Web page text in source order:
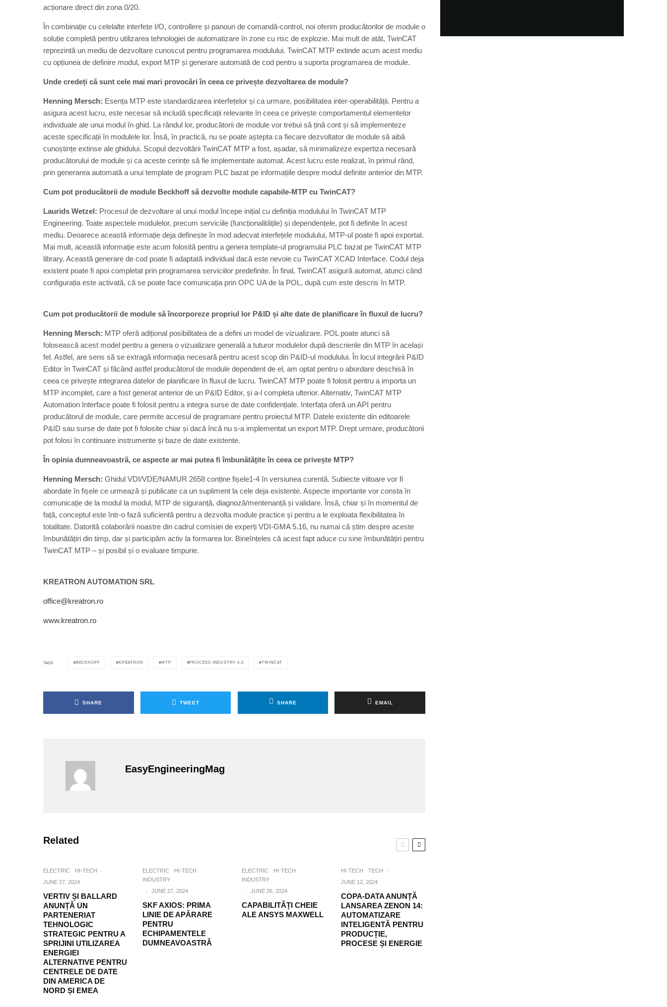
acționare direct din zona 0/20.
În combinație cu celelalte interfețe I/O, controllere și panouri de comandă-control, noi oferim producătorilor de module o
soluție completă pentru utilizarea tehnologiei de automatizare în zone cu risc de explozie. Mai mult de atât, TwinCAT
reprezintă un mediu de dezvoltare cunoscut pentru programarea modulului. TwinCAT MTP extinde acum acest mediu
cu opțiunea de definire modul, export MTP și generare automată de cod pentru a suporta programarea de module.
Unde credeți că sunt cele mai mari provocări în ceea ce privește dezvoltarea de module?
Henning Mersch: Esența MTP este standardizarea interfețelor și ca urmare, posibilitatea inter-operabilității. Pentru a
asigura acest lucru, este necesar să includă specificații relevante în ceea ce privește comportamentul elementelor
individuale ale unui modul în ghid. La rândul lor, producătorii de module vor trebui să țină cont și să implementeze
aceste specificații în modulele lor. Însă, în practică, nu se poate aștepta ca fiecare dezvoltator de module să aibă
cunoștințe extinse ale ghidului. Scopul dezvoltării TwinCAT MTP a fost, așadar, să minimalizeze expertiza necesară
producătorului de module și ca aceste cerințe să fie implementate automat. Acest lucru este realizat, în primul rând,
prin generarea automată a unui template de program PLC bazat pe informațiile despre modul definite anterior din MTP.
Cum pot producătorii de module Beckhoff să dezvolte module capabile-MTP cu TwinCAT?
Laurids Wetzel: Procesul de dezvoltare al unui modul începe inițial cu definiția modulului în TwinCAT MTP
Engineering. Toate aspectele modulelor, precum serviciile (funcționalitățile) și dependențele, pot fi definite în acest
mediu. Deoarece această informație deja definește în mod adecvat interfețele modulului, MTP-ul poate fi apoi exportat.
Mai mult, această informație este acum folosită pentru a genera template-ul programului PLC bazat pe TwinCAT MTP
library. Această generare de cod poate fi adaptată individual dacă este nevoie cu TwinCAT XCAD Interface. Codul deja
existent poate fi apoi completat prin programarea serviciilor predefinite. În final, TwinCAT asigură automat, atunci când
configurația este activată, că se poate face comunicația prin OPC UA de la POL, după cum este descris în MTP.
Cum pot producătorii de module să încorporeze propriul lor P&ID și alte date de planificare în fluxul de lucru?
Henning Mersch: MTP oferă adițional posibilitatea de a defini un model de vizualizare. POL poate atunci să
folosească acest model pentru a genera o vizualizare generală a tuturor modulelor după descrierile din MTP în același
fel. Astfel, are sens să se extragă informația necesară pentru acest scop din P&ID-ul modulului. În locul integrării P&ID
Editor în TwinCAT și făcând astfel producătorul de module dependent de el, am optat pentru o abordare deschisă în
ceea ce privește integrarea datelor de planificare în fluxul de lucru. TwinCAT MTP poate fi folosit pentru a importa un
MTP incomplet, care a fost generat anterior de un P&ID Editor, și a-l completa ulterior. Alternativ, TwinCAT MTP
Automation Interface poate fi folosit pentru a integra surse de date confidențiale. Interfața oferă un API pentru
producătorul de module, care permite accesul de programare pentru proiectul MTP. Datele existente din editoarele
P&ID sau surse de date pot fi folosite chiar și dacă încă nu s-a implementat un export MTP. Drept urmare, producătorii
pot folosi în continuare instrumente și baze de date existente.
În opinia dumneavoastră, ce aspecte ar mai putea fi îmbunătățite în ceea ce privește MTP?
Henning Mersch: Ghidul VDI/VDE/NAMUR 2658 conține fișele1-4 în versiunea curentă. Subiecte viitoare vor fi
abordate în fișele ce urmează și publicate ca un supliment la cele deja existente. Aspecte importante vor consta în
comunicație de la modul la modul, MTP de siguranță, diagnoză/mentenanță și validare. Însă, chiar și în momentul de
față, conceptul este într-o fază suficientă pentru a dezvolta module practice și pentru a le exploata flexibilitatea în
totalitate. Datorită colaborării noastre din cadrul comisiei de experți VDI-GMA 5.16, nu numai că știm despre aceste
îmbunătățiri din timp, dar și participăm activ la formarea lor. Bineînțeles că acest fapt aduce cu sine îmbunătățiri pentru
TwinCAT MTP – și posibil și o evaluare timpurie.
KREATRON AUTOMATION SRL
office@kreatron.ro
www.kreatron.ro
TAGS BECKHOFF KREATRON MTP PROCESS INDUSTRY 4.0 TWINCAT
SHARE TWEET SHARE EMAIL
EasyEngineeringMag
Related
ELECTRIC HI-TECH
·
JUNE 27, 2024
VERTIV ȘI BALLARD
ANUNȚĂ UN
PARTENERIAT
TEHNOLOGIC
STRATEGIC PENTRU A
SPRIJINI UTILIZAREA
ENERGIEI
ALTERNATIVE PENTRU
CENTRELE DE DATE
DIN AMERICA DE
NORD ȘI EMEA
ELECTRIC
HI-TECH
INDUSTRY
·
JUNE 27, 2024
SKF AXIOS: PRIMA
LINIE DE APĂRARE
PENTRU
ECHIPAMENTELE
DUMNEAVOASTRĂ
ELECTRIC
HI-TECH
INDUSTRY
·
JUNE 26, 2024
CAPABILITĂȚI CHEIE
ALE ANSYS MAXWELL
HI-TECH TECH
·
JUNE 12, 2024
COPA-DATA ANUNȚĂ
LANSAREA ZENON 14:
AUTOMATIZARE
INTELIGENTĂ PENTRU
PRODUCȚIE,
PROCESE ȘI ENERGIE